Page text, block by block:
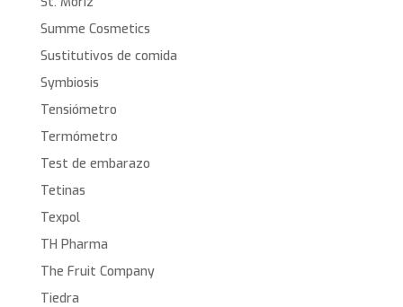
Summe Cosmetics
Sustitutivos de comida
Symbiosis
Tensiómetro
Termómetro
Test de embarazo
Tetinas
Texpol
TH Pharma
The Fruit Company
Tiedra